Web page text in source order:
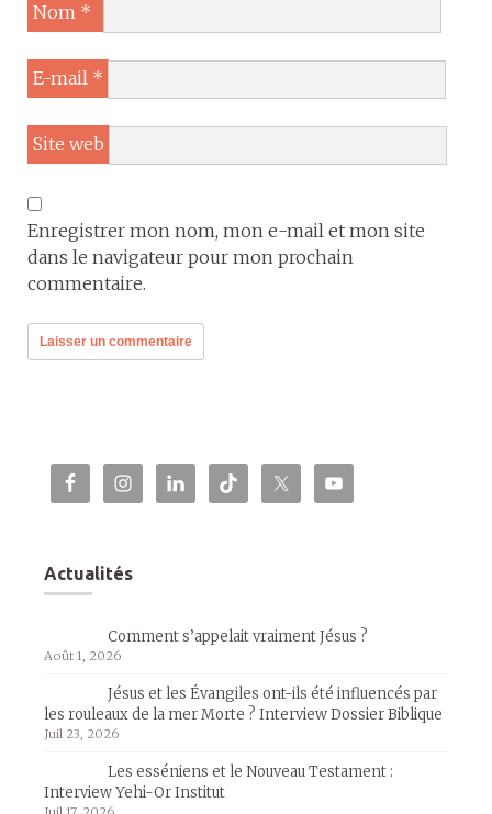
Nom *
E-mail *
Site web
Enregistrer mon nom, mon e-mail et mon site
dans le navigateur pour mon prochain
commentaire.
Actualités
Comment s’appelait vraiment Jésus ?
Août 1, 2026
Jésus et les Évangiles ont-ils été influencés par
les rouleaux de la mer Morte ? Interview Dossier Biblique
Juil 23, 2026
Les esséniens et le Nouveau Testament :
Interview Yehi-Or Institut